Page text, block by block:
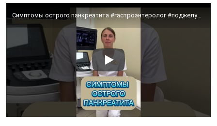
Симптомы острого панкреатита #гастроэнтеролог #поджелудочная #больвживоте